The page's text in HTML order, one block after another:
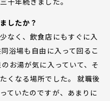
したか？
なく、飲食店にもすぐに入
浴場も自由に入って回るこ
お湯が気に入っていて、そ
くなる場所でした。 就職後
ていたのですが、あまりに